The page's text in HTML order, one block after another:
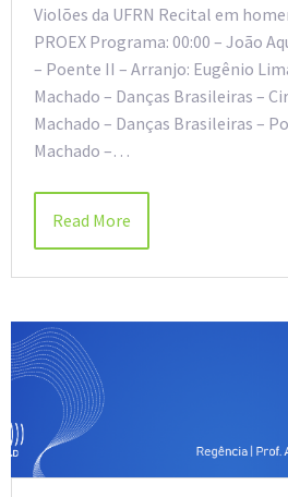
Violões da UFRN Recital em
PROEX Programa: 00:00 – João
– Poente II – Arranjo: Eugênio
Machado – Danças Brasileiras –
Machado – Danças Brasileiras –
Machado –…
Read More